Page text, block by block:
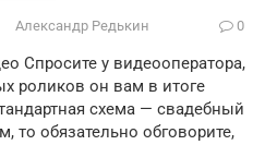
Александр Редькин 0
Спросите у видеооператора,
роликов он вам в итоге
схема — свадебный
то обязательно обговорите,